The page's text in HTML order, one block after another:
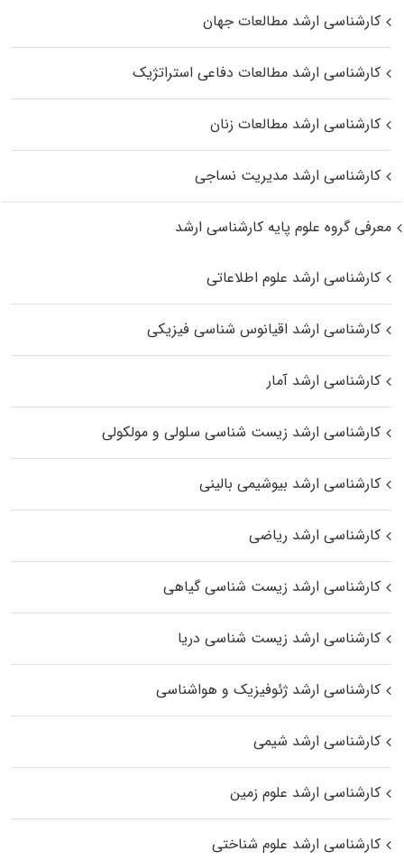
کارشناسی ارشد مطالعات جهان
کارشناسی ارشد مطالعات دفاعی استراتژیک
کارشناسی ارشد مطالعات زنان
کارشناسی ارشد مدیریت نساجی
معرفی گروه علوم پایه کارشناسی ارشد
کارشناسی ارشد علوم اطلاعاتی
کارشناسی ارشد اقیانوس‌ شناسی فیزیکی
کارشناسی ارشد آمار
کارشناسی ارشد زیست شناسی سلولی و مولکولی
کارشناسی ارشد بیوشیمی بالینی
کارشناسی ارشد ریاضی
کارشناسی ارشد زیست‌ شناسی گیاهی
کارشناسی ارشد زیست‌ شناسی دریا
کارشناسی ارشد ژئوفیزیک و هواشناسی
کارشناسی ارشد شیمی
کارشناسی ارشد علوم زمین
کارشناسی ارشد علوم شناختی